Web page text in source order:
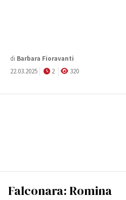
di Barbara Fioravanti
22.03.2025
2 320
Falconara: Romina